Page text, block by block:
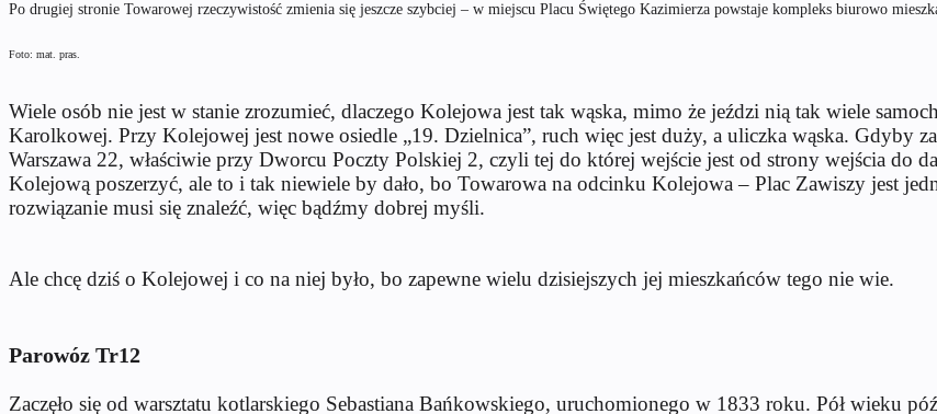
Po drugiej stronie Towarowej rzeczywistość zmienia się jeszcze szybciej – w miejscu Placu Świętego Kazimierza powstaje kompleks biurowo
Foto: mat. pras.
Wiele osób nie jest w stanie zrozumieć, dlaczego Kolejowa jest tak wąska, mimo że jeździ nią tak wiele
Karolkowej. Przy Kolejowej jest nowe osiedle „19. Dzielnica”, ruch więc jest duży, a uliczka wąska. Gdyby
Warszawa 22, właściwie przy Dworcu Poczty Polskiej 2, czyli tej do której wejście jest od strony wejścia do
Kolejową poszerzyć, ale to i tak niewiele by dało, bo Towarowa na odcinku Kolejowa – Plac Zawiszy jest
rozwiązanie musi się znaleźć, więc bądźmy dobrej myśli.
Ale chcę dziś o Kolejowej i co na niej było, bo zapewne wielu dzisiejszych jej mieszkańców tego nie wie.
Parowóz Tr12
Zaczęło się od warsztatu kotlarskiego Sebastiana Bańkowskiego, uruchomionego w 1833 roku. Pół wieku